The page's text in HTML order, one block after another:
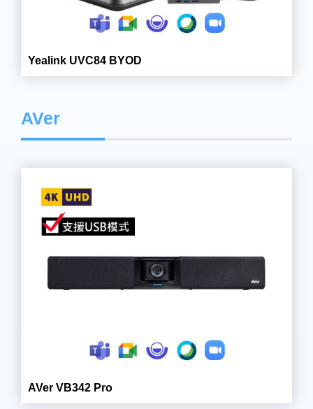
Yealink UVC84 BYOD
AVer
AVer VB342 Pro